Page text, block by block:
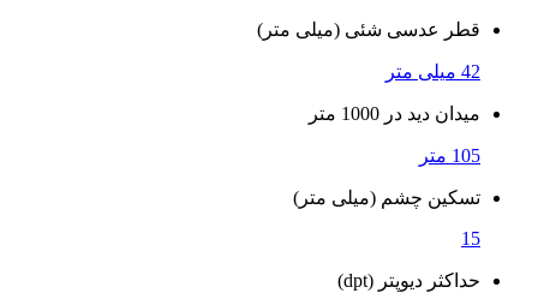
قطر عدسی شئی (میلی متر)
42 میلی متر
میدان دید در 1000 متر
105 متر
تسکین چشم (میلی متر)
15
حداکثر دیوپتر (dpt)